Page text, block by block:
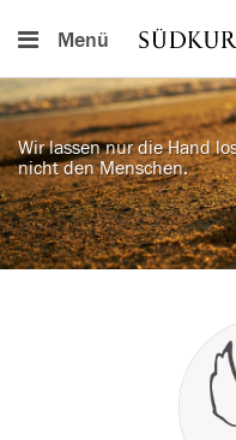
Menü
Wir lassen nur die Hand
nicht den Menschen.